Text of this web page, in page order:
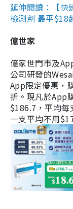
延伸閱讀：【快
檢測劑 最平
億世家
億家世門市及
公司研發的
App限定優惠，
折。現凡於App
$186.7，平均每
一支平均不用